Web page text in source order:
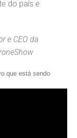
do país e
e CEO da
que está sendo